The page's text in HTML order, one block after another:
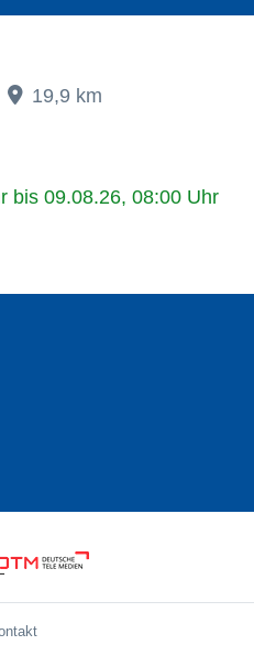
19,9 km
bis 09.08.26, 08:00 Uhr